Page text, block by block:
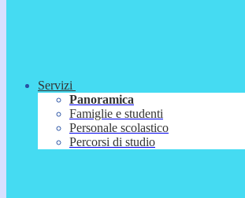
Servizi
Panoramica
Famiglie e studenti
Personale scolastico
Percorsi di studio